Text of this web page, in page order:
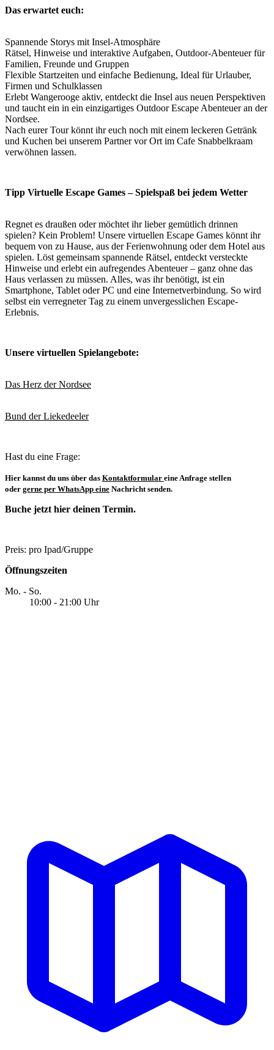
Das erwartet euch:
Spannende Storys mit Insel-Atmosphäre
Rätsel, Hinweise und interaktive Aufgaben, Outdoor-Abenteuer für
Familien, Freunde und Gruppen
Flexible Startzeiten und einfache Bedienung, Ideal für Urlauber,
Firmen und Schulklassen
Erlebt Wangerooge aktiv, entdeckt die Insel aus neuen Perspektiven
und taucht ein in ein einzigartiges Outdoor Escape Abenteuer an der
Nordsee.
Nach eurer Tour könnt ihr euch noch mit einem leckeren Getränk
und Kuchen bei unserem Partner vor Ort im Cafe Snabbelkraam
verwöhnen lassen.
Tipp Virtuelle Escape Games – Spielspaß bei jedem Wetter
Regnet es draußen oder möchtet ihr lieber gemütlich drinnen
spielen? Kein Problem! Unsere virtuellen Escape Games könnt ihr
bequem von zu Hause, aus der Ferienwohnung oder dem Hotel aus
spielen. Löst gemeinsam spannende Rätsel, entdeckt versteckte
Hinweise und erlebt ein aufregendes Abenteuer – ganz ohne das
Haus verlassen zu müssen. Alles, was ihr benötigt, ist ein
Smartphone, Tablet oder PC und eine Internetverbindung. So wird
selbst ein verregneter Tag zu einem unvergesslichen Escape-
Erlebnis.
Unsere virtuellen Spielangebote:
Das Herz der Nordsee
Bund der Liekedeeler
Hast du eine Frage:
Hier kannst du uns über das Kontaktformular eine Anfrage stellen
oder gerne per WhatsApp eine Nachricht senden.
Buche jetzt hier deinen Termin.
Preis: pro Ipad/Gruppe
Öffnungszeiten
Mo. - So.
10:00 - 21:00 Uhr